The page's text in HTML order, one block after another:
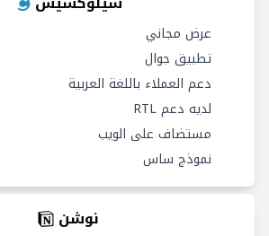
عرض مجاني
تطبيق جوال
دعم العملاء باللغة العربية
لديه دعم RTL
مستضاف على الويب
نموذج ساس
نوشن